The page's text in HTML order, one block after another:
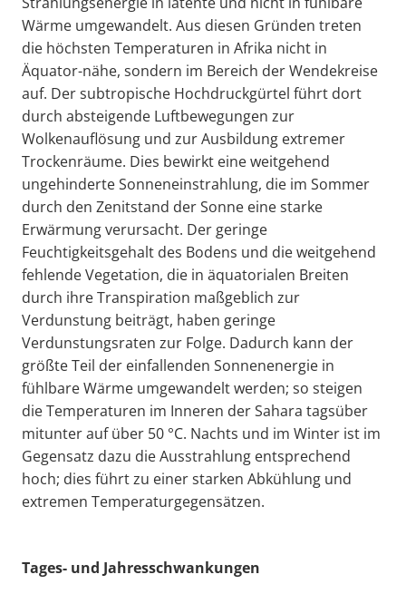
Wärme umgewandelt. Aus diesen Gründen treten
die höchsten Temperaturen in Afrika nicht in
Äquator-nähe, sondern im Bereich der Wendekreise
auf. Der subtropische Hochdruckgürtel führt dort
durch absteigende Luftbewegungen zur
Wolkenauflösung und zur Ausbildung extremer
Trockenräume. Dies bewirkt eine weitgehend
ungehinderte Sonneneinstrahlung, die im Sommer
durch den Zenitstand der Sonne eine starke
Erwärmung verursacht. Der geringe
Feuchtigkeitsgehalt des Bodens und die weitgehend
fehlende Vegetation, die in äquatorialen Breiten
durch ihre Transpiration maßgeblich zur
Verdunstung beiträgt, haben geringe
Verdunstungsraten zur Folge. Dadurch kann der
größte Teil der einfallenden Sonnenenergie in
fühlbare Wärme umgewandelt werden; so steigen
die Temperaturen im Inneren der Sahara tagsüber
mitunter auf über 50 °C. Nachts und im Winter ist im
Gegensatz dazu die Ausstrahlung entsprechend
hoch; dies führt zu einer starken Abkühlung und
extremen Temperaturgegensätzen.
Tages- und Jahresschwankungen